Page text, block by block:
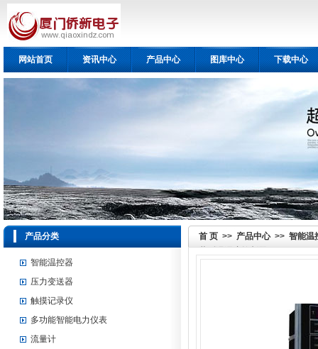
网站首页 资讯中心 产品中心 图库中心 下载中心
首 页 >> 产品中心>> 智能温
产品分类
智能温控器
压力变送器
触摸记录仪
多功能智能电力仪表
流量计